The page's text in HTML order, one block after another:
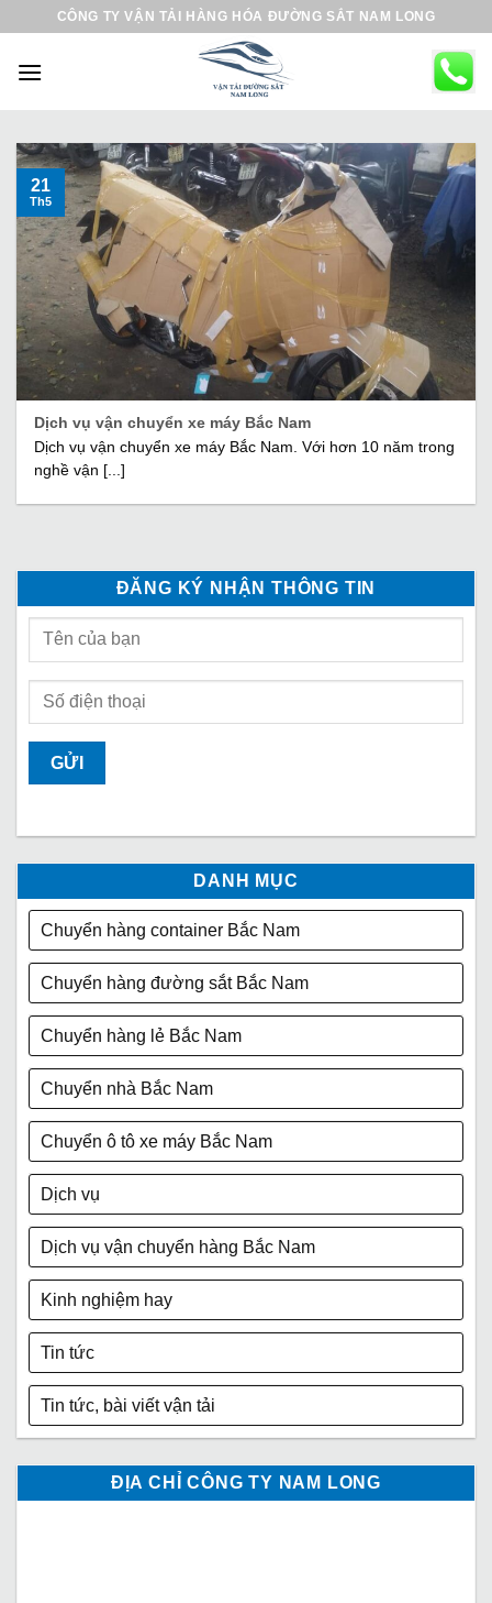
CÔNG TY VẬN TẢI HÀNG HÓA ĐƯỜNG SẮT NAM LONG
Dịch vụ vận chuyển xe máy Bắc Nam
Dịch vụ vận chuyển xe máy Bắc Nam. Với hơn 10 năm trong
nghề vận [...]
21
Th5
ĐĂNG KÝ NHẬN THÔNG TIN
DANH MỤC
Chuyển hàng container Bắc Nam
Chuyển hàng đường sắt Bắc Nam
Chuyển hàng lẻ Bắc Nam
Chuyển nhà Bắc Nam
Chuyển ô tô xe máy Bắc Nam
Dịch vụ
Dịch vụ vận chuyển hàng Bắc Nam
Kinh nghiệm hay
Tin tức
Tin tức, bài viết vận tải
ĐỊA CHỈ CÔNG TY NAM LONG